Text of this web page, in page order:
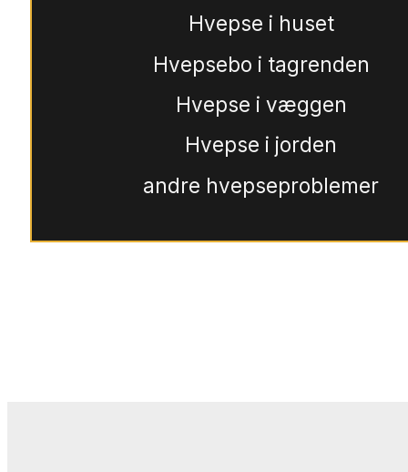
Hvepse i huset
Hvepsebo i tagrenden
Hvepse i væggen
Hvepse i jorden
andre hvepseproblemer